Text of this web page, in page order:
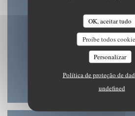
OK, aceitar tudo
Proíbe todos
Personalizar
Política de proteção de
undefined
Qui-Sex
08:30 - 15:30 • 18:30 -
Sab-Dom